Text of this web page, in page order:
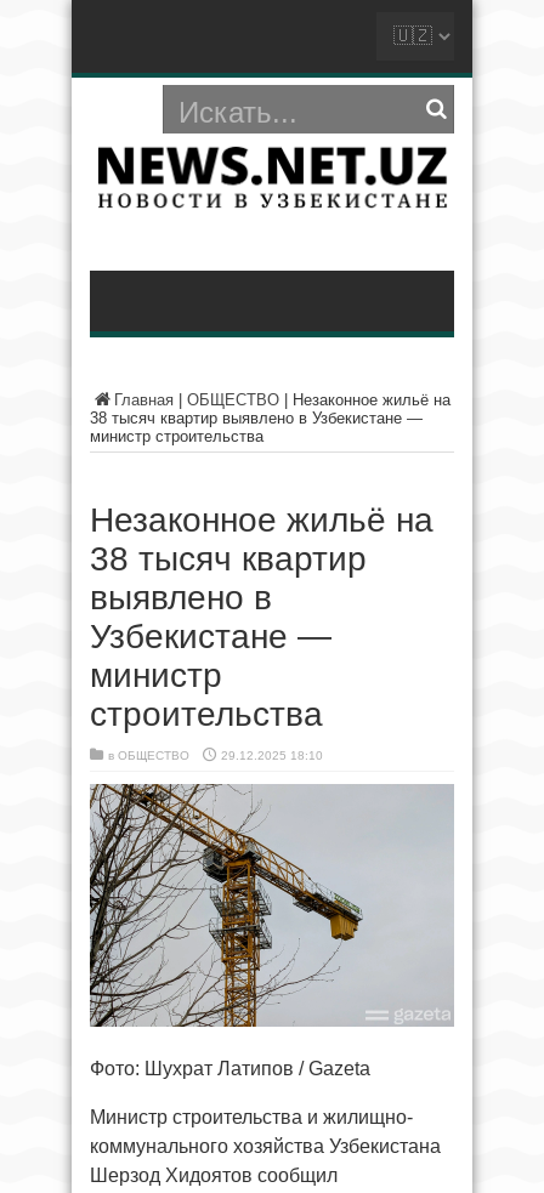
Главная ОБЩЕСТВО
Незаконное жильё на
38 тысяч квартир выявлено в Узбекистане —
министр строительства
Незаконное жильё на
38 тысяч квартир
выявлено в
Узбекистане —
министр
строительства
в ОБЩЕСТВО 29.12.2025 18:10
Фото: Шухрат Латипов / Gazeta
Министр строительства и жилищно-
коммунального хозяйства Узбекистана
Шерзод Хидоятов сообщил